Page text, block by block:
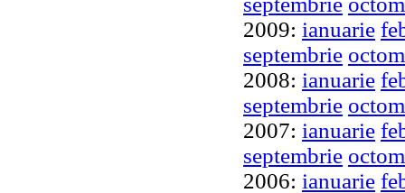
2009: ianuarie
septembrie
2008: ianuarie
septembrie
2007: ianuarie
septembrie
2006: ianuarie